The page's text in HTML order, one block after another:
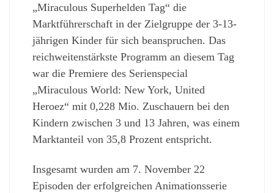
„Miraculous Superhelden Tag“ die
Marktführerschaft in der Zielgruppe der 3-13-
jährigen Kinder für sich beanspruchen. Das
reichweitenstärkste Programm an diesem Tag
war die Premiere des Serienspecial
„Miraculous World: New York, United
Heroez“ mit 0,228 Mio. Zuschauern bei den
Kindern zwischen 3 und 13 Jahren, was einem
Marktanteil von 35,8 Prozent entspricht.
Insgesamt wurden am 7. November 22
Episoden der erfolgreichen Animationsserie